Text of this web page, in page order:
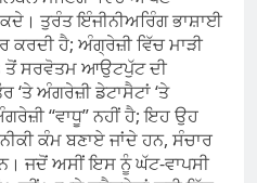
ਤੁਰੰਤ ਇੰਜੀਨੀਅਰਿੰਗ ਭਾਸ਼ਾਈ
ਕਰਦੀ ਹੈ; ਅੰਗ੍ਰੇਜ਼ੀ ਵਿੱਚ ਮਾੜੀ
ਤੋਂ ਸਰਵੋਤਮ ਆਉਟਪੁੱਟ ਦੀ
ਅੰਗਰੇਜ਼ੀ ਡੇਟਾਸੈਟਾਂ ‘ਤੇ
“ਵਾਧੂ” ਨਹੀਂ ਹੈ; ਇਹ ਉਹ
ਕੰਮ ਬਣਾਏ ਜਾਂਦੇ ਹਨ, ਸੰਚਾਰ
ਜਦੋਂ ਅਸੀਂ ਇਸ ਨੂੰ ਘੱਟ-ਵਾਪਸੀ